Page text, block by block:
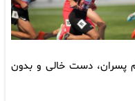
دست خالی و بدون